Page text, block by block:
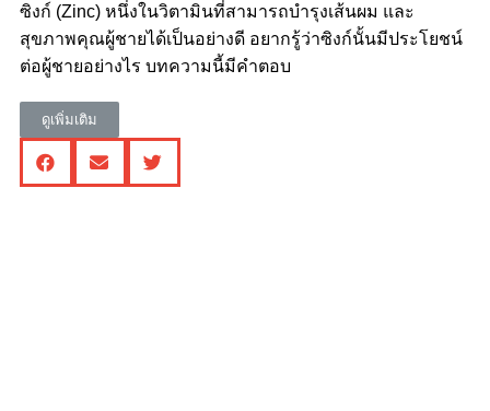
ซิงก์ (Zinc) หนึ่งในวิตามินที่สามารถบำรุงเส้นผม และ
สุขภาพคุณผู้ชายได้เป็นอย่างดี อยากรู้ว่าซิงก์นั้นมีประโยชน์
ต่อผู้ชายอย่างไร บทความนี้มีคำตอบ
ดูเพิ่มเติม